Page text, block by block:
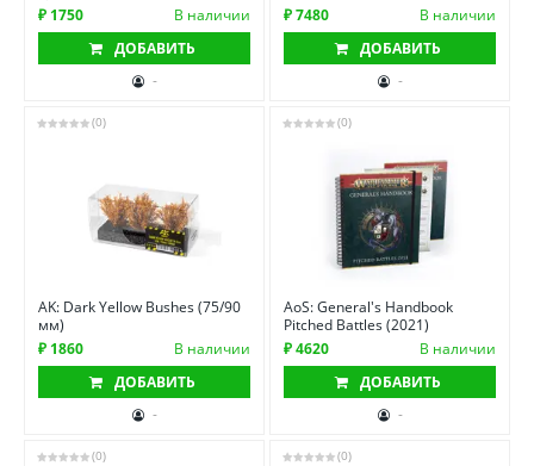
₽ 1750
В наличии
ДОБАВИТЬ
-
₽ 7480
В наличии
ДОБАВИТЬ
-
(0)
AK: Dark Yellow Bushes (75/90
мм)
₽ 1860
В наличии
ДОБАВИТЬ
-
(0)
AoS: General's Handbook
Pitched Battles (2021)
₽ 4620
В наличии
ДОБАВИТЬ
-
(0) (0)